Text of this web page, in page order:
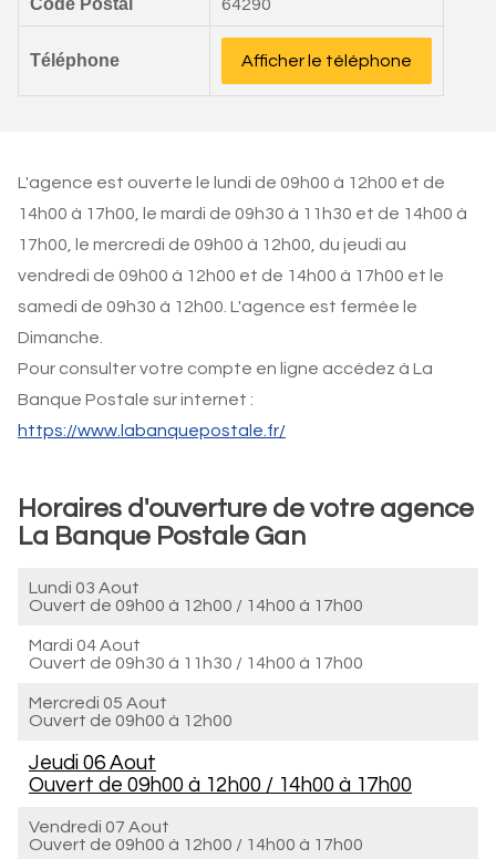
Code Postal 64290
Téléphone Afficher le téléphone
L'agence est ouverte le lundi de 09h00 à 12h00 et de
14h00 à 17h00, le mardi de 09h30 à 11h30 et de 14h00 à
17h00, le mercredi de 09h00 à 12h00, du jeudi au
vendredi de 09h00 à 12h00 et de 14h00 à 17h00 et le
samedi de 09h30 à 12h00. L'agence est fermée le
Dimanche.
Pour consulter votre compte en ligne accédez à La
Banque Postale sur internet :
https://www.labanquepostale.fr/
Horaires d'ouverture de votre agence
La Banque Postale Gan
Lundi 03 Aout
Ouvert de 09h00 à 12h00 / 14h00 à 17h00
Mardi 04 Aout
Ouvert de 09h30 à 11h30 / 14h00 à 17h00
Mercredi 05 Aout
Ouvert de 09h00 à 12h00
Jeudi 06 Aout
Ouvert de 09h00 à 12h00 / 14h00 à 17h00
Vendredi 07 Aout
Ouvert de 09h00 à 12h00 / 14h00 à 17h00